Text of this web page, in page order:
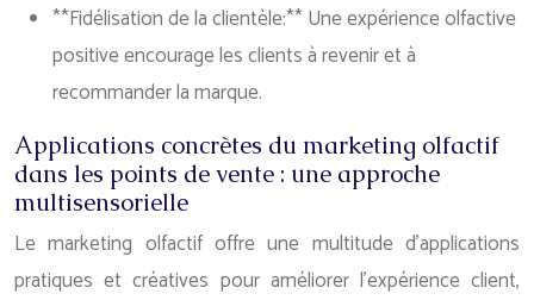
**Fidélisation de la clientèle:** Une expérience olfactive
positive encourage les clients à revenir et à
recommander la marque.
Applications concrètes du marketing olfactif
dans les points de vente : une approche
multisensorielle
Le marketing olfactif offre une multitude d’applications
pratiques et créatives pour améliorer l’expérience client,